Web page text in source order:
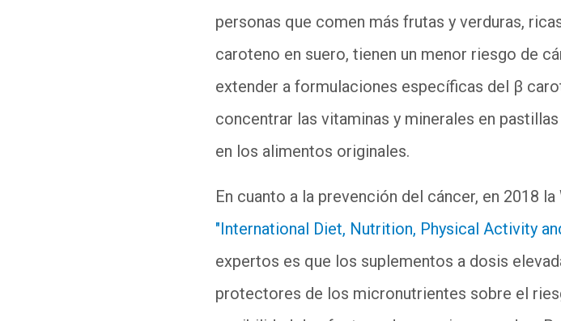
personas que comen más frutas y verduras,
caroteno en suero, tienen un menor riesgo de
extender a formulaciones específicas del β
concentrar las vitaminas y minerales en
en los alimentos originales.
En cuanto a la prevención del cáncer, en 2018
"International Diet, Nutrition, Physical Activity
expertos es que los suplementos a dosis
protectores de los micronutrientes sobre el